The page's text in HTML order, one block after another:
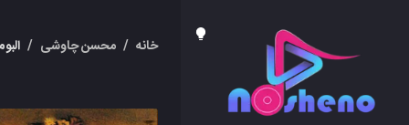
خانه / محسن چاوشی /